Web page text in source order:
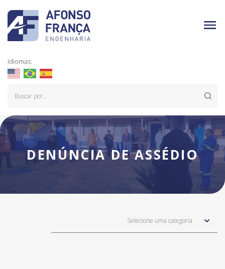
Idiomas:
DENÚNCIA DE ASSÉDIO
Selecione uma categoria